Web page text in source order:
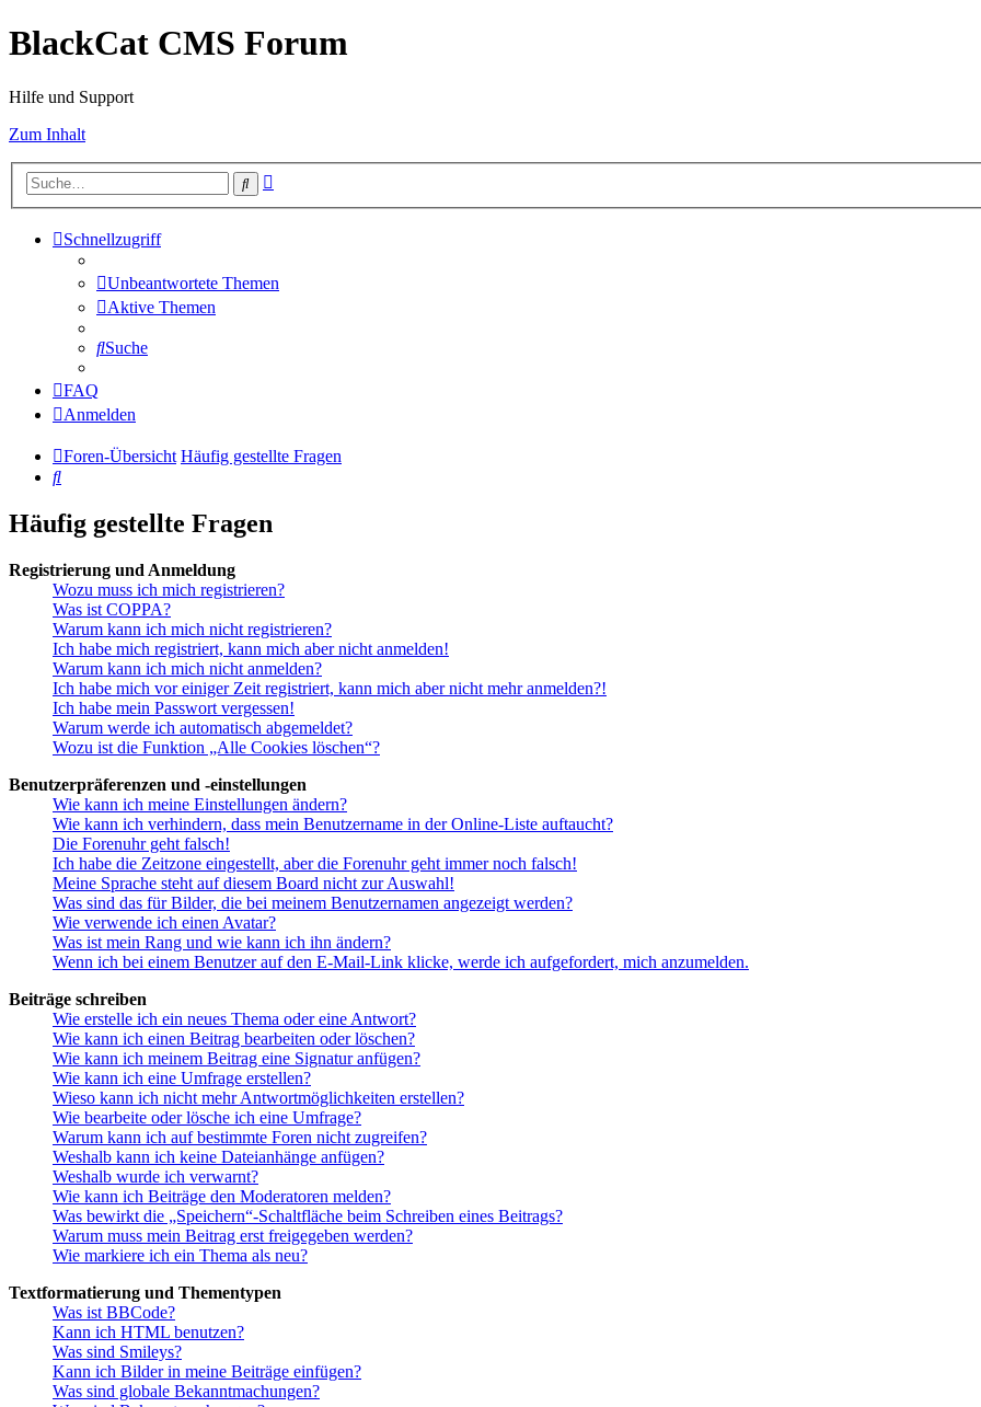
BlackCat CMS Forum
Hilfe und Support
Zum Inhalt
Suche
Schnellzugriff
Unbeantwortete Themen
Aktive Themen
Suche
FAQ
Anmelden
Foren-Übersicht Häufig gestellte Fragen
Suche
Häufig gestellte Fragen
Registrierung und Anmeldung
Wozu muss ich mich registrieren?
Was ist COPPA?
Warum kann ich mich nicht registrieren?
Ich habe mich registriert, kann mich aber nicht anmelden!
Warum kann ich mich nicht anmelden?
Ich habe mich vor einiger Zeit registriert, kann mich aber nicht mehr anmelden?!
Ich habe mein Passwort vergessen!
Warum werde ich automatisch abgemeldet?
Wozu ist die Funktion „Alle Cookies löschen“?
Benutzerpräferenzen und -einstellungen
Wie kann ich meine Einstellungen ändern?
Wie kann ich verhindern, dass mein Benutzername in der Online-Liste auftaucht?
Die Forenuhr geht falsch!
Ich habe die Zeitzone eingestellt, aber die Forenuhr geht immer noch falsch!
Meine Sprache steht auf diesem Board nicht zur Auswahl!
Was sind das für Bilder, die bei meinem Benutzernamen angezeigt werden?
Wie verwende ich einen Avatar?
Was ist mein Rang und wie kann ich ihn ändern?
Wenn ich bei einem Benutzer auf den E-Mail-Link klicke, werde ich aufgefordert, mich anzumelden.
Beiträge schreiben
Wie erstelle ich ein neues Thema oder eine Antwort?
Wie kann ich einen Beitrag bearbeiten oder löschen?
Wie kann ich meinem Beitrag eine Signatur anfügen?
Wie kann ich eine Umfrage erstellen?
Wieso kann ich nicht mehr Antwortmöglichkeiten erstellen?
Wie bearbeite oder lösche ich eine Umfrage?
Warum kann ich auf bestimmte Foren nicht zugreifen?
Weshalb kann ich keine Dateianhänge anfügen?
Weshalb wurde ich verwarnt?
Wie kann ich Beiträge den Moderatoren melden?
Was bewirkt die „Speichern“-Schaltfläche beim Schreiben eines Beitrags?
Warum muss mein Beitrag erst freigegeben werden?
Wie markiere ich ein Thema als neu?
Textformatierung und Thementypen
Was ist BBCode?
Kann ich HTML benutzen?
Was sind Smileys?
Kann ich Bilder in meine Beiträge einfügen?
Was sind globale Bekanntmachungen?